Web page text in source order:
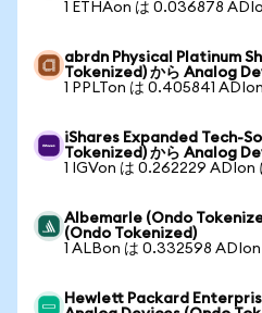
1 ETHAon は 0.036878
abrdn Physical Platinum
Tokenized) から Analog
1 PPLTon は 0.405841
iShares Expanded Tech-
Tokenized) から Analog
1 IGVon は 0.262229 ADIon
Albemarle (Ondo
(Ondo Tokenized)
1 ALBon は 0.332598 ADIon
Hewlett Packard